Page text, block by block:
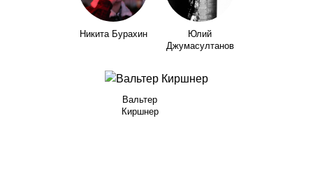
Никита Бурахин
Юлий
Джумасултанов
Вальтер
Киршнер